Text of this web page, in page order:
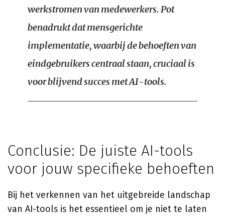
werkstromen van medewerkers. Pot
benadrukt dat mensgerichte
implementatie, waarbij de behoeften van
eindgebruikers centraal staan, cruciaal is
voor blijvend succes met AI-tools.
Conclusie: De juiste AI-tools
voor jouw specifieke behoeften
Bij het verkennen van het uitgebreide landschap
van AI-tools is het essentieel om je niet te laten